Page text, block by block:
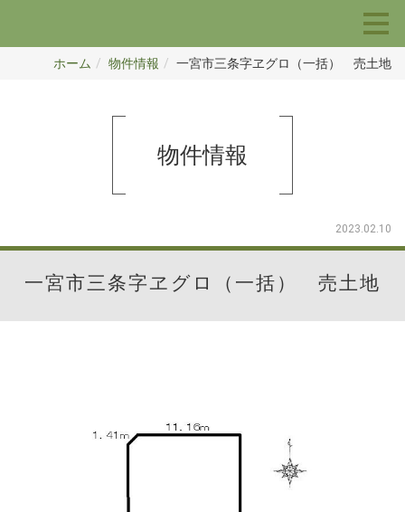
ホーム 物件情報 一宮市三条字ヱグロ（一括） 売土地
物件情報
2023.02.10
一宮市三条字ヱグロ（一括） 売土地